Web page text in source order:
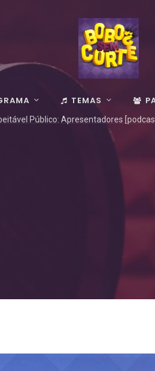
TEMAS
Público: Apresentadores